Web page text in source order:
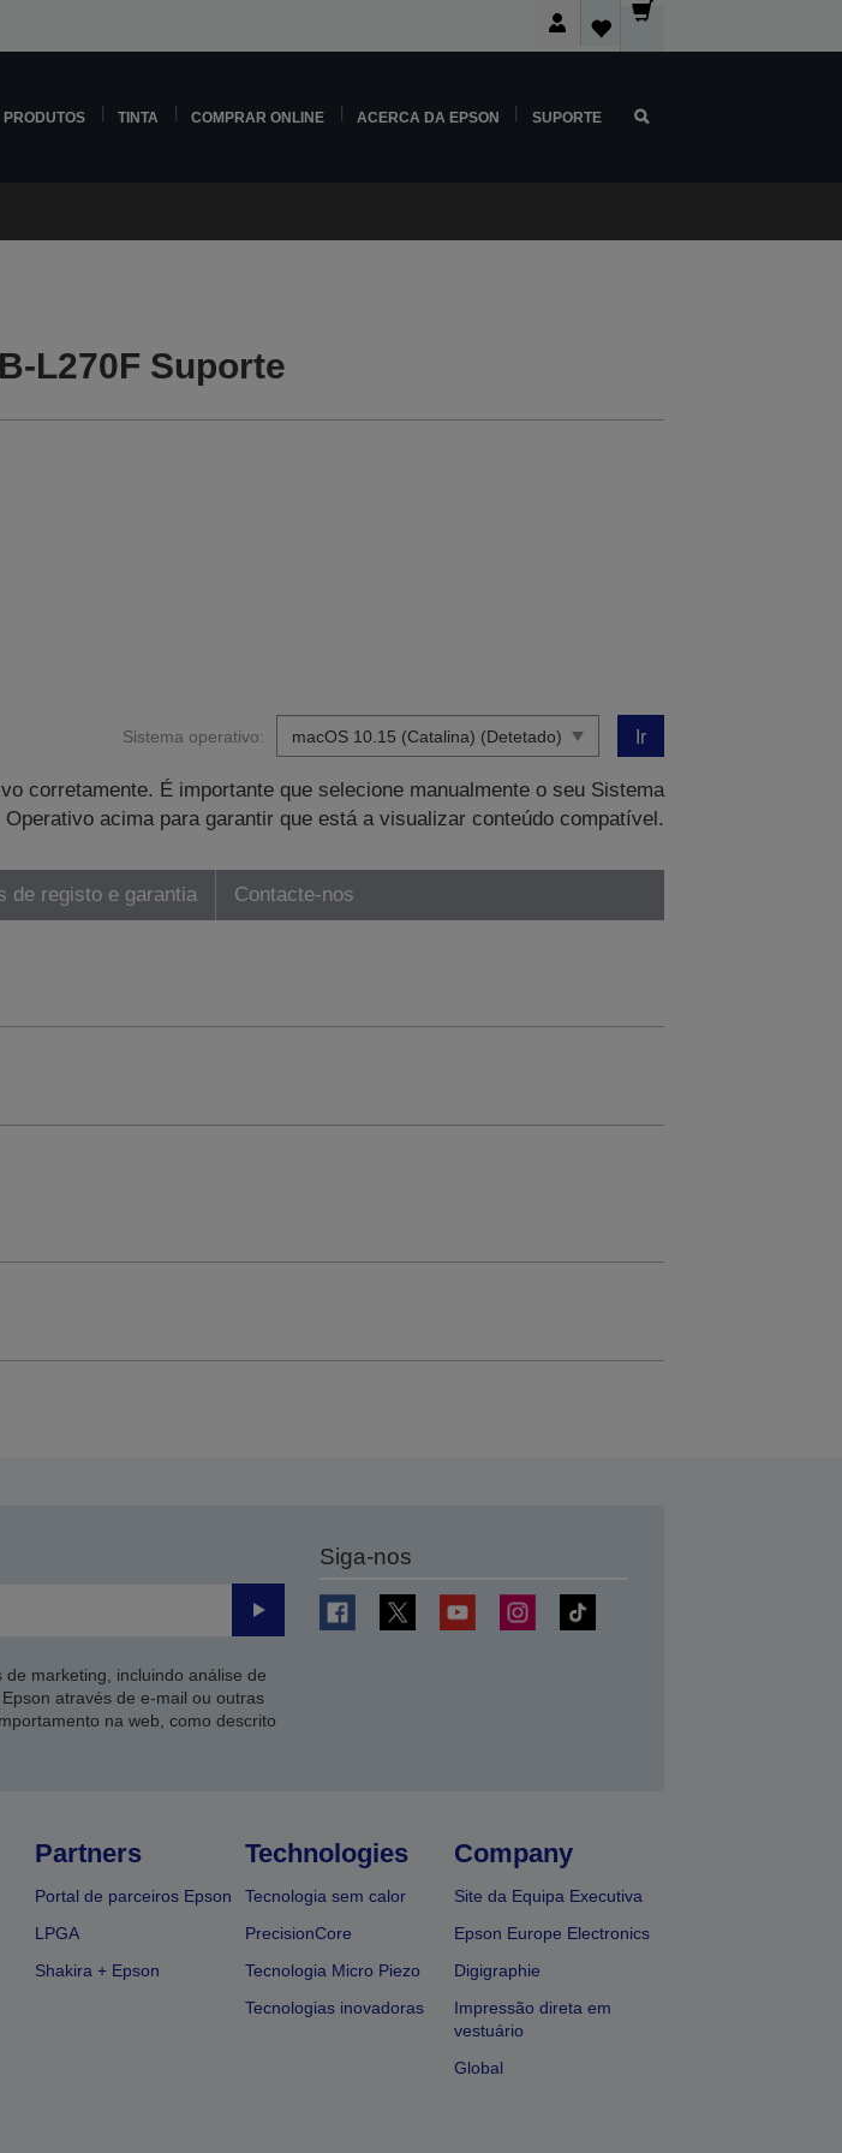
PRODUTOS TINTA COMPRAR ONLINE ACERCA DA EPSON SUPORTE
L270F Suporte
Sistema operativo: Ir
corretamente. É importante que selecione manualmente o seu Sistema
Operativo acima para garantir que está a visualizar conteúdo compatível.
de registo e garantia Contacte-nos
Enviar
marketing, incluindo análise de
através de e-mail ou outras
na web, como descrito
Siga-nos
Partners
Portal de parceiros Epson
LPGA
Shakira + Epson
Technologies
Tecnologia sem calor
PrecisionCore
Tecnologia Micro Piezo
Tecnologias inovadoras
Company
Site da Equipa Executiva
Epson Europe Electronics
Digigraphie
Impressão direta em
vestuário
Global